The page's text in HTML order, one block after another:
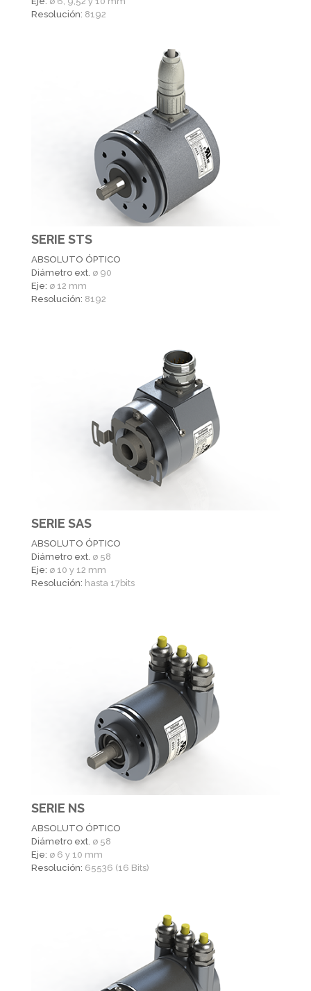
Resolución: 8192
SERIE STS
ABSOLUTO ÓPTICO
Diámetro ext. ø 90
Eje: ø 12 mm
Resolución: 8192
SERIE SAS
ABSOLUTO ÓPTICO
Diámetro ext. ø 58
Eje: ø 10 y 12 mm
Resolución: hasta 17bits
SERIE NS
ABSOLUTO ÓPTICO
Diámetro ext. ø 58
Eje: ø 6 y 10 mm
Resolución: 65536 (16 Bits)